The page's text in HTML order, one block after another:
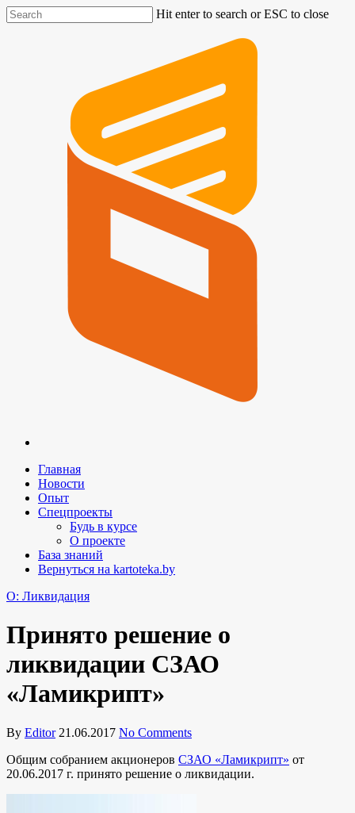
Hit enter to search or ESC to close
Главная
Новости
Опыт
Спецпроекты
Будь в курсе
О проекте
База знаний
Вернуться на kartoteka.by
O: Ликвидация
Принято решение о
ликвидации СЗАО
«Ламикрипт»
By Editor 21.06.2017 No Comments
Общим собранием акционеров СЗАО «Ламикрипт» от
20.06.2017 г. принято решение о ликвидации.